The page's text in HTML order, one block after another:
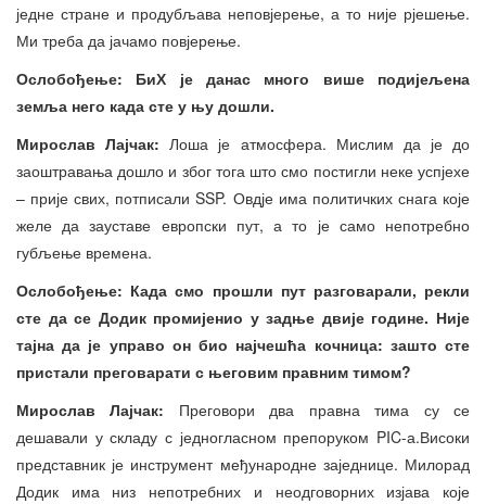
једне стране и продубљава неповјерење, а то није рјешење.
Ми треба да јачамо повјерење.
Ослобођење: БиХ је данас много више подијељена
земља него када сте у њу дошли.
Мирослав Лајчак: Лоша је атмосфера. Мислим да је до
заоштравања дошло и због тога што смо постигли неке успјехе
– прије свих, потписали SSP. Овдје има политичких снага које
желе да зауставе европски пут, а то је само непотребно
губљење времена.
Ослобођење: Када смо прошли пут разговарали, рекли
сте да се Додик промијенио у задње двије године. Није
тајна да је управо он био најчешћа кочница: зашто сте
пристали преговарати с његовим правним тимом?
Мирослав Лајчак: Преговори два правна тима су се
дешавали у складу с једногласном препоруком PIC-а.Високи
представник је инструмент међународне заједнице. Милорад
Додик има низ непотребних и неодговорних изјава које